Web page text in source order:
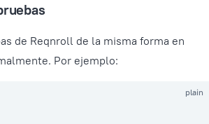
de Reqnroll de la misma forma en
Por ejemplo:
plain